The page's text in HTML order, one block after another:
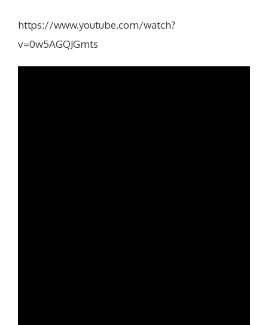
https://www.youtube.com/watch?
v=0w5AGQJGmts